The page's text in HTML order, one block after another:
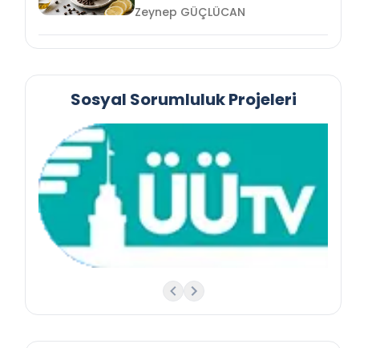
Zeynep GÜÇLÜCAN
Sosyal Sorumluluk Projeleri